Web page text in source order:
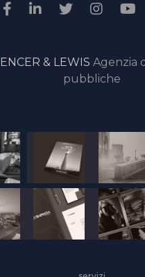
& LEWIS Agenzia
pubbliche